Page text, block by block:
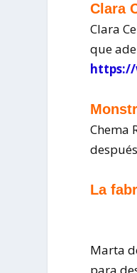
Clara
Clara
que
https://
Chema
La
Marta